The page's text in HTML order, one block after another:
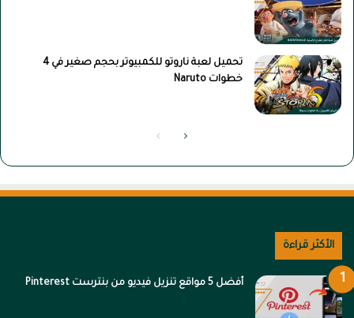
تحميل لعبة ناروتو للكمبيوتر بحجم صغير في 4
خطوات Naruto
الصفحةالصفحة
الأكثر قراءة
أفضل 5 مواقع تنزيل فيديو من بنترست Pinterest